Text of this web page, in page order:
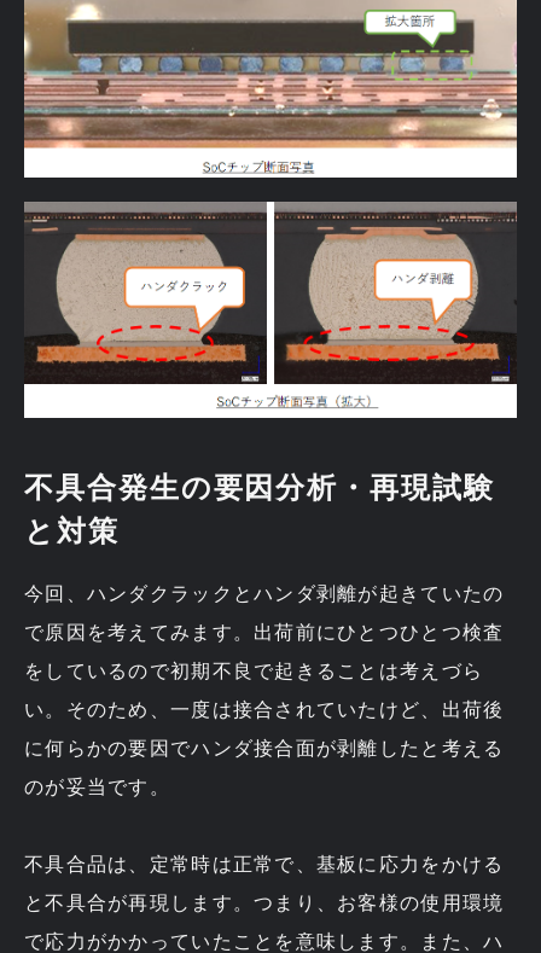
不具合発生の要因分析・再現試験
と対策
今回、ハンダクラックとハンダ剥離が起きていたの
で原因を考えてみます。出荷前にひとつひとつ検査
をしているので初期不良で起きることは考えづら
い。そのため、一度は接合されていたけど、出荷後
に何らかの要因でハンダ接合面が剥離したと考える
のが妥当です。
不具合品は、定常時は正常で、基板に応力をかける
と不具合が再現します。つまり、お客様の使用環境
で応力がかかっていたことを意味します。また、ハ